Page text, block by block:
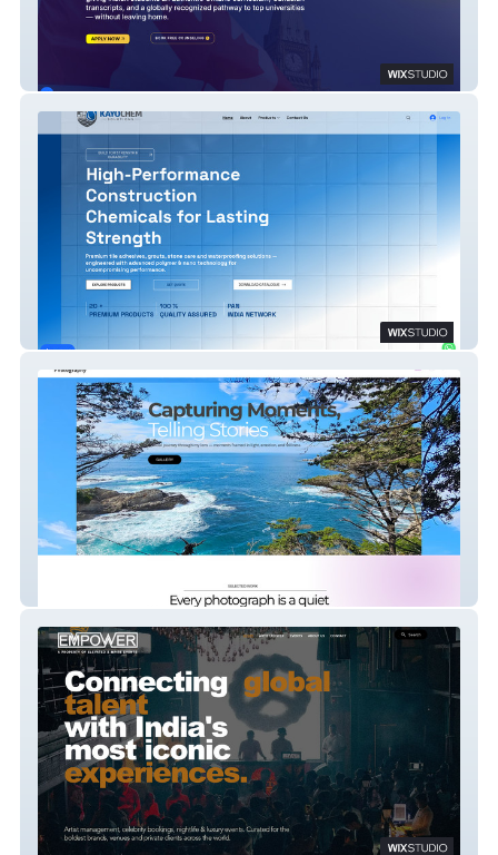
Kayochem
Michelle Gentry Pics
Empower Live